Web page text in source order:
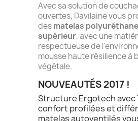
Avec sa solution de
ouvertes, Davilaine vous
desmatelas
supérieur, avec une
respectueuse de
mousse haute résilience à
végétale.
NOUVEAUTÉS 2017 !
Structure Ergotech avec
confort profilées et
matelas autoventilés